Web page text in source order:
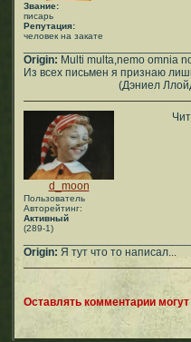
Звание:
писарь
Репутация:
человек на закате
Origin: Multi multa,nemo omnia
Из всех письмен я признаю
(Дэниел Ллойд
d_moon
Пользователь
Авторейтинг:
Активный
(289-1)
Origin: Я тут что то написал...
Оставлять комментарии